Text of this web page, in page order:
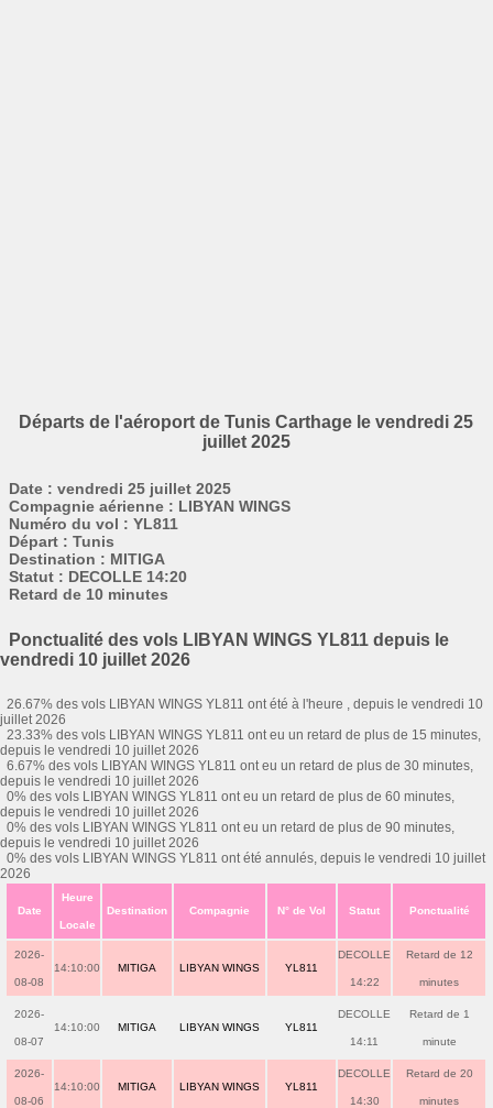
Départs de l'aéroport de Tunis Carthage le vendredi 25
juillet 2025
Date : vendredi 25 juillet 2025
Compagnie aérienne : LIBYAN WINGS
Numéro du vol : YL811
Départ : Tunis
Destination : MITIGA
Statut : DECOLLE 14:20
Retard de 10 minutes
Ponctualité des vols LIBYAN WINGS YL811 depuis le
vendredi 10 juillet 2026
26.67% des vols LIBYAN WINGS YL811 ont été à l'heure , depuis le vendredi 10
juillet 2026
23.33% des vols LIBYAN WINGS YL811 ont eu un retard de plus de 15 minutes,
depuis le vendredi 10 juillet 2026
6.67% des vols LIBYAN WINGS YL811 ont eu un retard de plus de 30 minutes,
depuis le vendredi 10 juillet 2026
0% des vols LIBYAN WINGS YL811 ont eu un retard de plus de 60 minutes,
depuis le vendredi 10 juillet 2026
0% des vols LIBYAN WINGS YL811 ont eu un retard de plus de 90 minutes,
depuis le vendredi 10 juillet 2026
0% des vols LIBYAN WINGS YL811 ont été annulés, depuis le vendredi 10 juillet
2026
Date
Heure
Locale
Destination Compagnie N° de Vol Statut Ponctualité
2026-
08-08
14:10:00 MITIGA LIBYAN WINGS YL811
DECOLLE
14:22
Retard de 12
minutes
2026-
08-07
14:10:00 MITIGA LIBYAN WINGS YL811
DECOLLE
14:11
Retard de 1
minute
2026-
08-06
14:10:00 MITIGA LIBYAN WINGS YL811
DECOLLE
14:30
Retard de 20
minutes